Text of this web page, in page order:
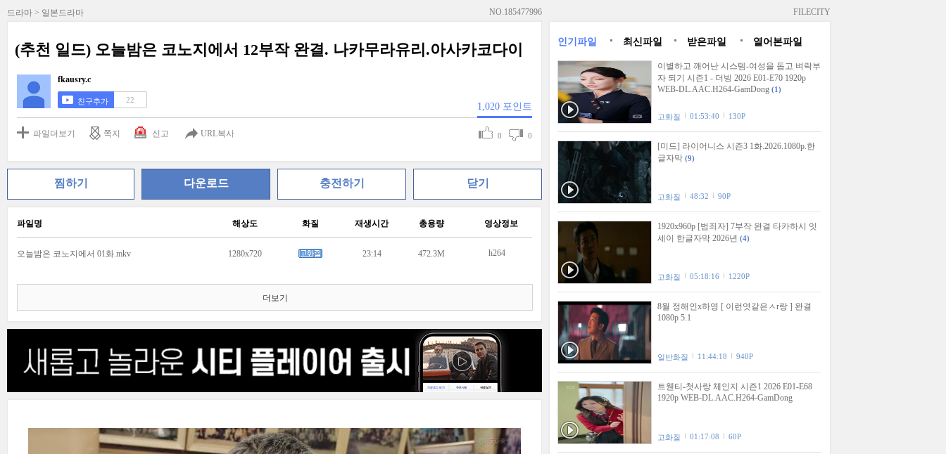
드라마 > 일본드라마 NO.185477996
(추천 일드) 오늘밤은 코노지에서 12부작 완결. 나카무라유리.아사카코다이
fkausry.c
친구추가 22
1,020 포인트
파일더보기 쪽지 신고 URL복사 0 0
찜하기 다운로드 충전하기 닫기
파일명 해상도 화질 재생시간 총용량 영상정보
오늘밤은 코노지에서 01화.mkv 1280x720 23:14 472.3M h264
더보기
FILECITY
인기파일 최신파일 받은파일 열어본파일
이별하고 깨어난 시스템-여성을 돕고 벼락부
자 되기 시즌1 - 더빙 2026 E01-E70 1920p
WEB-DL.AAC.H264-GamDong (1)
고화질 01:53:40 130P
[미드] 라이어니스 시즌3 1화.2026.1080p.한
글자막 (9)
고화질 48:32 90P
1920x960p [범죄자] 7부작 완결 타카하시 잇
세이 한글자막 2026년 (4)
고화질 05:18:16 1220P
8월 정해인x하영 [ 이런엿같은ㅅr랑 ] 완결
1080p 5.1
일반화질 11:44:18 940P
트웬티-첫사랑 체인지 시즌1 2026 E01-E68
1920p WEB-DL.AAC.H264-GamDong
고화질 01:17:08 60P